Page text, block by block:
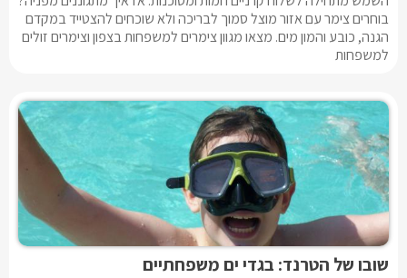
בוחרים צימר עם אזור מוצל סמוך לבריכה ולא שוכחים להצטייד במקדם
הגנה, כובע והמון מים. מצאו מגוון צימרים למשפחות בצפון וצימרים זולים
למשפחות
שובו של הטרנד: בגדי ים משפחתיים